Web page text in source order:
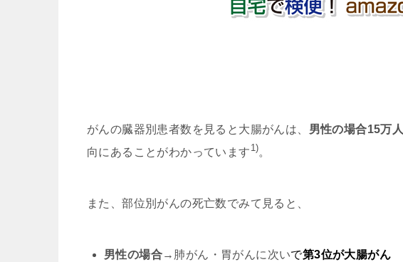
がんの臓器別患者数を見ると大腸がんは、 男性の場合15万人
向にあることがわかっています 1)。
また、部位別がんの死亡数でみて見ると、
男性の場合→肺がん・胃がんに次いで第3位が大腸がん